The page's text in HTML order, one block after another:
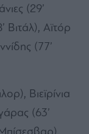
(29’
Βιτάλ), Αϊτόρ
(77’
Βιεϊρίνια
(63’